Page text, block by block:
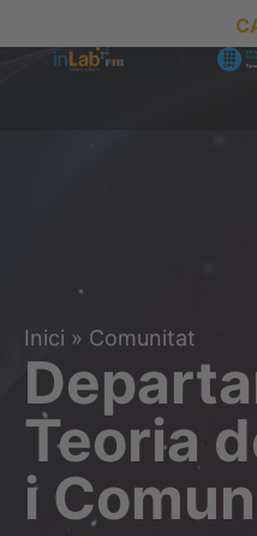
Inici » Comunitat
Teoria
i